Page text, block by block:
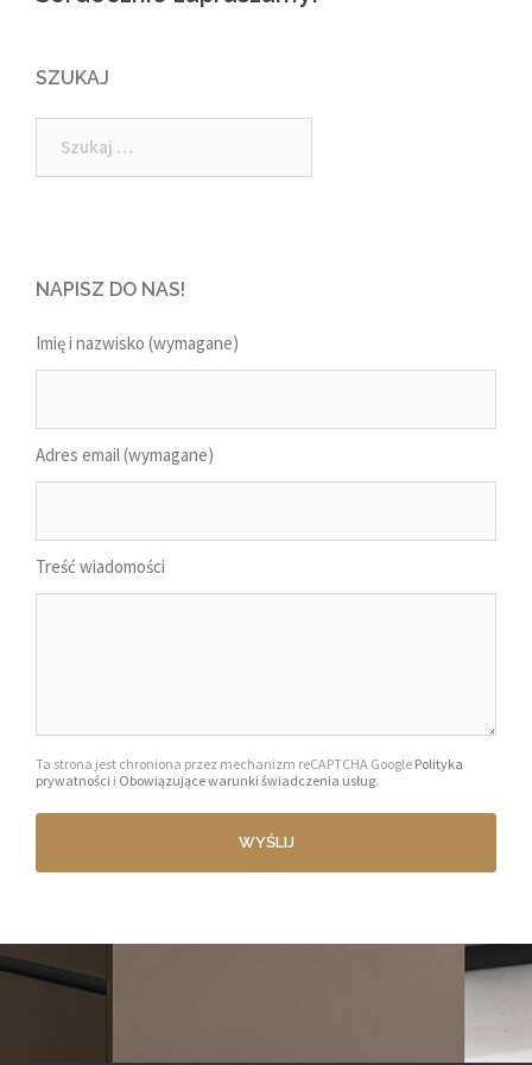
SZUKAJ
NAPISZ DO NAS!
Imię i nazwisko (wymagane)
Adres email (wymagane)
Treść wiadomości
Ta strona jest chroniona przez mechanizm reCAPTCHA Google Polityka
prywatności i Obowiązujące warunki świadczenia usług.